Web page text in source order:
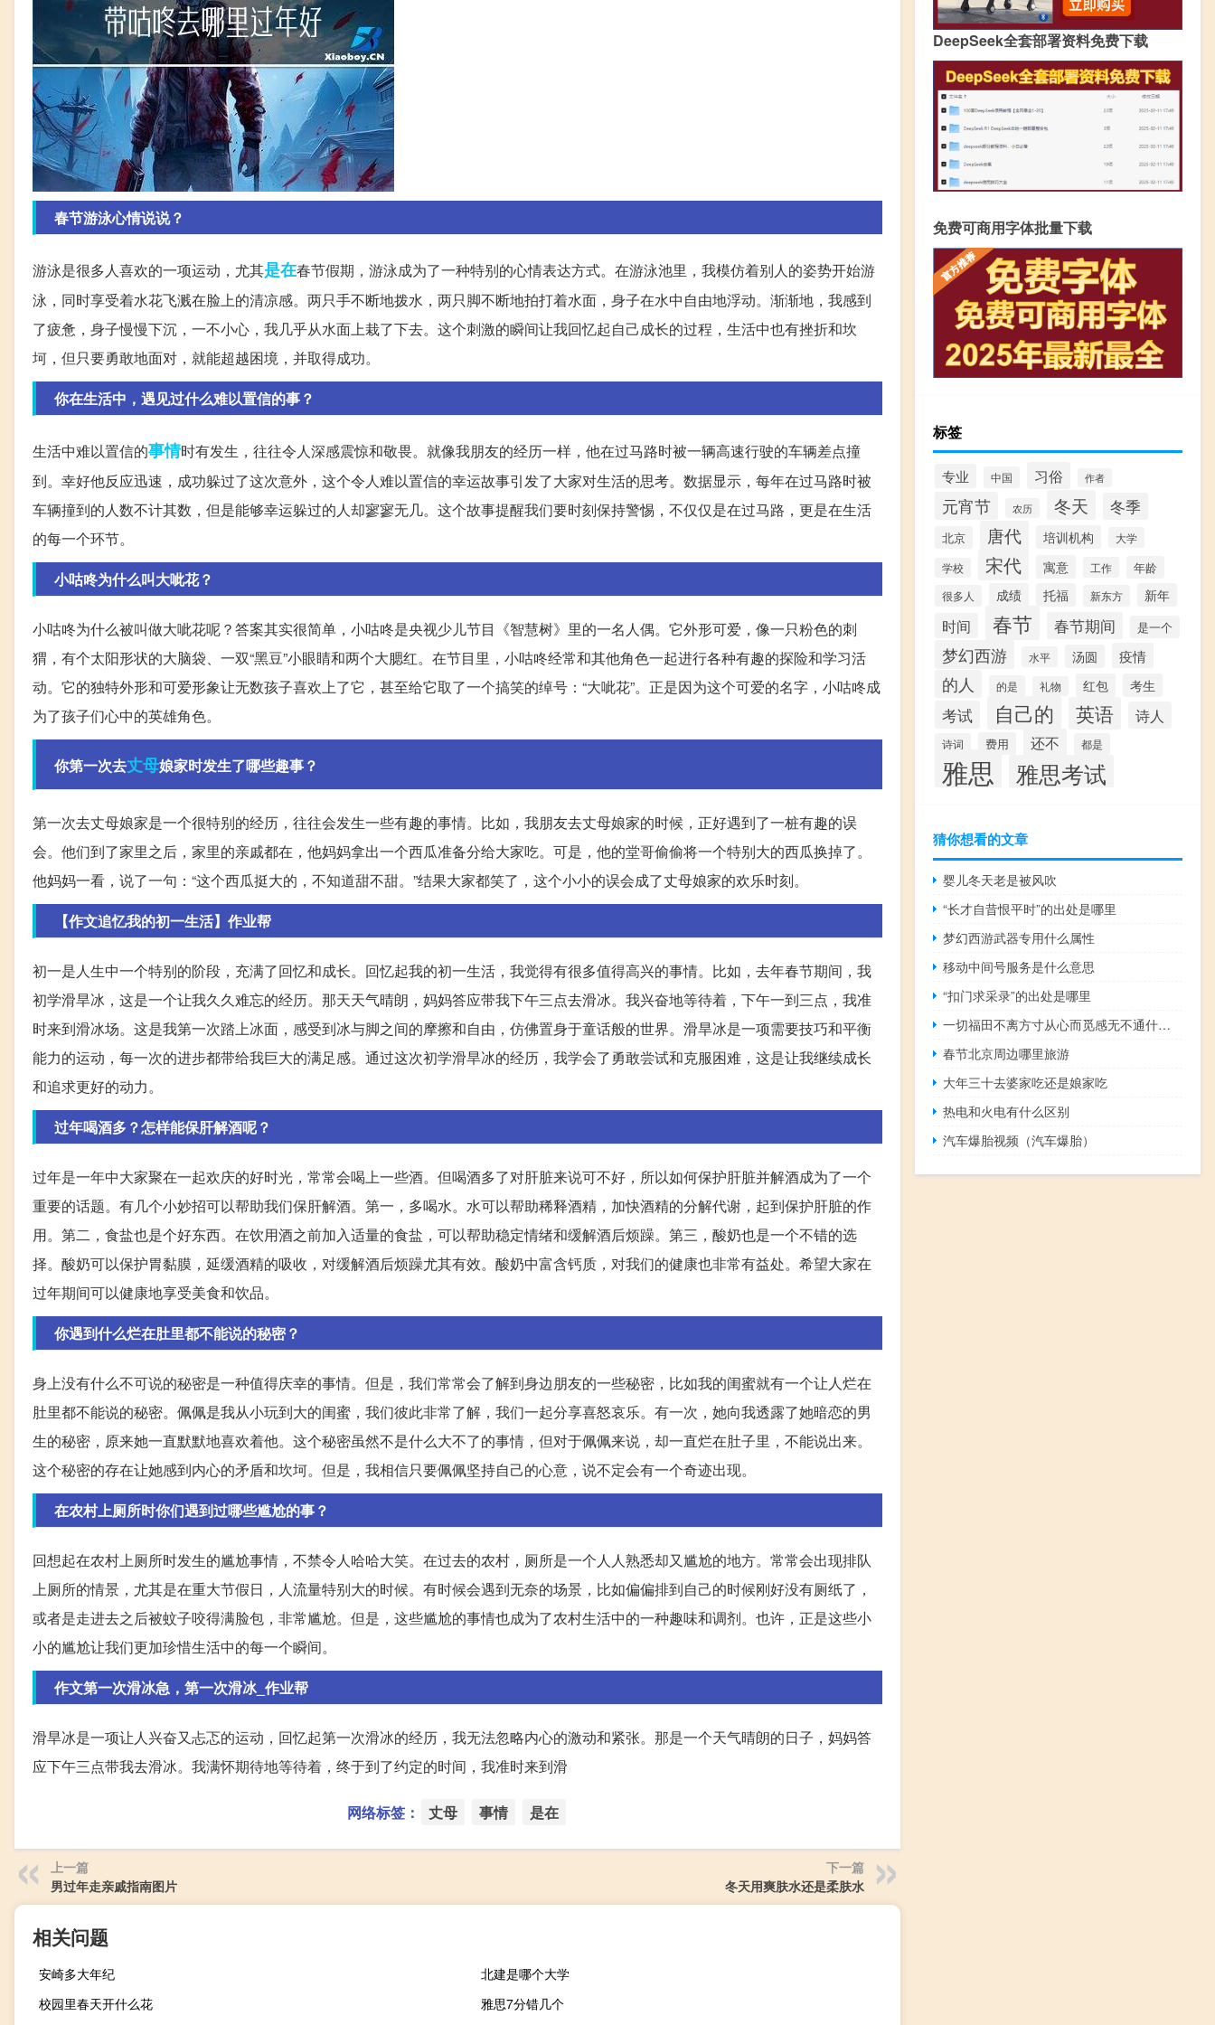
春节游泳心情说说？
游泳是很多人喜欢的一项运动，尤其是在春节假期，游泳成为了一种特别的心情表达方式。在游泳池里，我模仿着别人的姿势开始游
泳，同时享受着水花飞溅在脸上的清凉感。两只手不断地拨水，两只脚不断地拍打着水面，身子在水中自由地浮动。渐渐地，我感到
了疲惫，身子慢慢下沉，一不小心，我几乎从水面上栽了下去。这个刺激的瞬间让我回忆起自己成长的过程，生活中也有挫折和坎
坷，但只要勇敢地面对，就能超越困境，并取得成功。
你在生活中，遇见过什么难以置信的事？
生活中难以置信的事情时有发生，往往令人深感震惊和敬畏。就像我朋友的经历一样，他在过马路时被一辆高速行驶的车辆差点撞
到。幸好他反应迅速，成功躲过了这次意外，这个令人难以置信的幸运故事引发了大家对生活的思考。数据显示，每年在过马路时被
车辆撞到的人数不计其数，但是能够幸运躲过的人却寥寥无几。这个故事提醒我们要时刻保持警惕，不仅仅是在过马路，更是在生活
的每一个环节。
小咕咚为什么叫大呲花？
小咕咚为什么被叫做大呲花呢？答案其实很简单，小咕咚是央视少儿节目《智慧树》里的一名人偶。它外形可爱，像一只粉色的刺
猬，有个太阳形状的大脑袋、一双“黑豆”小眼睛和两个大腮红。在节目里，小咕咚经常和其他角色一起进行各种有趣的探险和学习活
动。它的独特外形和可爱形象让无数孩子喜欢上了它，甚至给它取了一个搞笑的绰号：“大呲花”。正是因为这个可爱的名字，小咕咚成
为了孩子们心中的英雄角色。
你第一次去丈母娘家时发生了哪些趣事？
第一次去丈母娘家是一个很特别的经历，往往会发生一些有趣的事情。比如，我朋友去丈母娘家的时候，正好遇到了一桩有趣的误
会。他们到了家里之后，家里的亲戚都在，他妈妈拿出一个西瓜准备分给大家吃。可是，他的堂哥偷偷将一个特别大的西瓜换掉了。
他妈妈一看，说了一句：“这个西瓜挺大的，不知道甜不甜。”结果大家都笑了，这个小小的误会成了丈母娘家的欢乐时刻。
【作文追忆我的初一生活】作业帮
初一是人生中一个特别的阶段，充满了回忆和成长。回忆起我的初一生活，我觉得有很多值得高兴的事情。比如，去年春节期间，我
初学滑旱冰，这是一个让我久久难忘的经历。那天天气晴朗，妈妈答应带我下午三点去滑冰。我兴奋地等待着，下午一到三点，我准
时来到滑冰场。这是我第一次踏上冰面，感受到冰与脚之间的摩擦和自由，仿佛置身于童话般的世界。滑旱冰是一项需要技巧和平衡
能力的运动，每一次的进步都带给我巨大的满足感。通过这次初学滑旱冰的经历，我学会了勇敢尝试和克服困难，这是让我继续成长
和追求更好的动力。
过年喝酒多？怎样能保肝解酒呢？
过年是一年中大家聚在一起欢庆的好时光，常常会喝上一些酒。但喝酒多了对肝脏来说可不好，所以如何保护肝脏并解酒成为了一个
重要的话题。有几个小妙招可以帮助我们保肝解酒。第一，多喝水。水可以帮助稀释酒精，加快酒精的分解代谢，起到保护肝脏的作
用。第二，食盐也是个好东西。在饮用酒之前加入适量的食盐，可以帮助稳定情绪和缓解酒后烦躁。第三，酸奶也是一个不错的选
择。酸奶可以保护胃黏膜，延缓酒精的吸收，对缓解酒后烦躁尤其有效。酸奶中富含钙质，对我们的健康也非常有益处。希望大家在
过年期间可以健康地享受美食和饮品。
你遇到什么烂在肚里都不能说的秘密？
身上没有什么不可说的秘密是一种值得庆幸的事情。但是，我们常常会了解到身边朋友的一些秘密，比如我的闺蜜就有一个让人烂在
肚里都不能说的秘密。佩佩是我从小玩到大的闺蜜，我们彼此非常了解，我们一起分享喜怒哀乐。有一次，她向我透露了她暗恋的男
生的秘密，原来她一直默默地喜欢着他。这个秘密虽然不是什么大不了的事情，但对于佩佩来说，却一直烂在肚子里，不能说出来。
这个秘密的存在让她感到内心的矛盾和坎坷。但是，我相信只要佩佩坚持自己的心意，说不定会有一个奇迹出现。
在农村上厕所时你们遇到过哪些尴尬的事？
回想起在农村上厕所时发生的尴尬事情，不禁令人哈哈大笑。在过去的农村，厕所是一个人人熟悉却又尴尬的地方。常常会出现排队
上厕所的情景，尤其是在重大节假日，人流量特别大的时候。有时候会遇到无奈的场景，比如偏偏排到自己的时候刚好没有厕纸了，
或者是走进去之后被蚊子咬得满脸包，非常尴尬。但是，这些尴尬的事情也成为了农村生活中的一种趣味和调剂。也许，正是这些小
小的尴尬让我们更加珍惜生活中的每一个瞬间。
作文第一次滑冰急，第一次滑冰_作业帮
滑旱冰是一项让人兴奋又忐忑的运动，回忆起第一次滑冰的经历，我无法忽略内心的激动和紧张。那是一个天气晴朗的日子，妈妈答
应下午三点带我去滑冰。我满怀期待地等待着，终于到了约定的时间，我准时来到滑
网络标签： 丈母 事情 是在
上一篇
男过年走亲戚指南图片
下一篇
冬天用爽肤水还是柔肤水
相关问题
安崎多大年纪
北建是哪个大学
校园里春天开什么花
雅思7分错几个
DeepSeek全套部署资料免费下载
免费可商用字体批量下载
标签
专业 中国 习俗 作者
元宵节 农历 冬天 冬季
北京 唐代 培训机构 大学
学校 宋代 寓意 工作 年龄
很多人 成绩 托福 新东方 新年
时间 春节 春节期间 是一个
梦幻西游 水平 汤圆 疫情
的人 的是 礼物 红包 考生
考试 自己的 英语 诗人
诗词 费用 还不 都是
雅思 雅思考试
猜你想看的文章
婴儿冬天老是被风吹
“长才自昔恨平时”的出处是哪里
梦幻西游武器专用什么属性
移动中间号服务是什么意思
“扣门求采录”的出处是哪里
一切福田不离方寸从心而觅感无不通什么意思
春节北京周边哪里旅游
大年三十去婆家吃还是娘家吃
热电和火电有什么区别
汽车爆胎视频（汽车爆胎）